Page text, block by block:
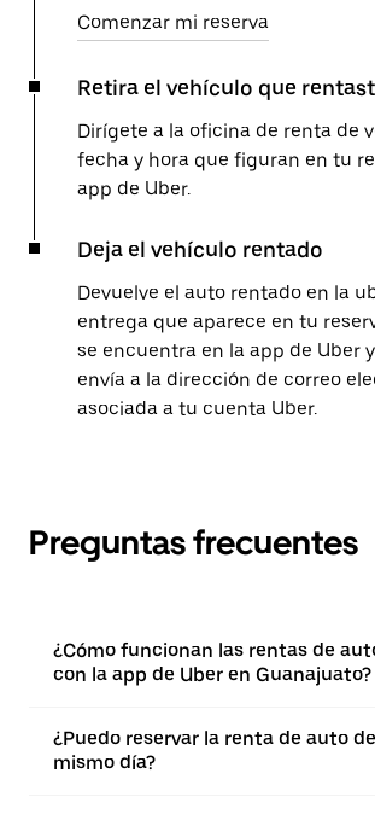
Comenzar mi reserva
Retira el vehículo que
Dirígete a la oficina de renta de
fecha y hora que figuran en tu
app de Uber.
Deja el vehículo rentado
Devuelve el auto rentado en la
entrega que aparece en tu
se encuentra en la app de Uber
envía a la dirección de correo
asociada a tu cuenta Uber.
Preguntas frecuentes
¿Cómo funcionan las rentas de
con la app de Uber en Guanajuato?
¿Puedo reservar la renta de auto
mismo día?